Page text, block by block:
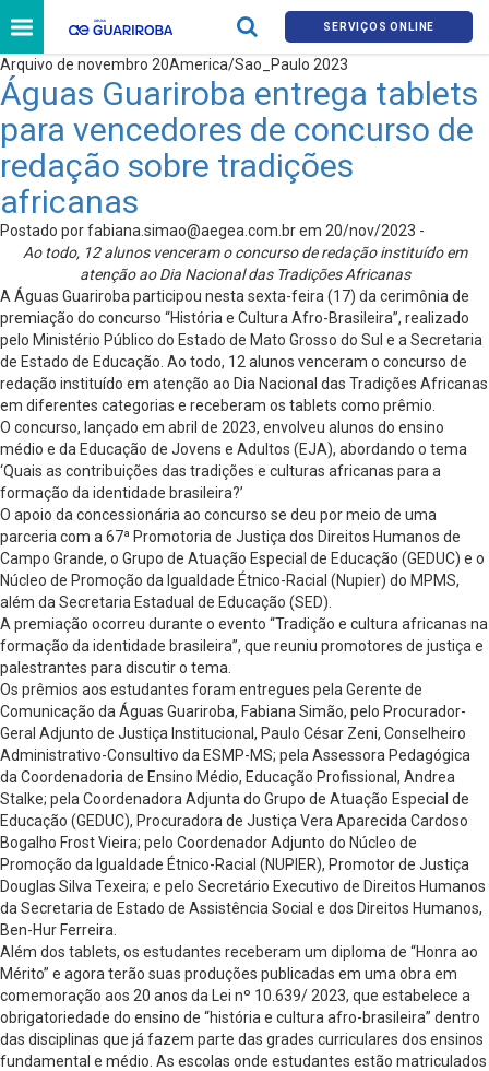
SERVIÇOS ONLINE
Arquivo de novembro 20America/Sao_Paulo 2023
Águas Guariroba entrega tablets
para vencedores de concurso de
redação sobre tradições
africanas
Postado porfabiana.simao@aegea.com.brem 20/nov/2023 -
Ao todo, 12 alunos venceram o concurso de redação instituído em
atenção ao Dia Nacional das Tradições Africanas
A Águas Guariroba participou nesta sexta-feira (17) da cerimônia de
premiação do concurso “História e Cultura Afro-Brasileira”, realizado
pelo Ministério Público do Estado de Mato Grosso do Sul e a Secretaria
de Estado de Educação. Ao todo, 12 alunos venceram o concurso de
redação instituído em atenção ao Dia Nacional das Tradições Africanas
em diferentes categorias e receberam os tablets como prêmio.
O concurso, lançado em abril de 2023, envolveu alunos do ensino
médio e da Educação de Jovens e Adultos (EJA), abordando o tema
‘Quais as contribuições das tradições e culturas africanas para a
formação da identidade brasileira?’
O apoio da concessionária ao concurso se deu por meio de uma
parceria com a 67ª Promotoria de Justiça dos Direitos Humanos de
Campo Grande, o Grupo de Atuação Especial de Educação (GEDUC) e o
Núcleo de Promoção da Igualdade Étnico-Racial (Nupier) do MPMS,
além da Secretaria Estadual de Educação (SED).
A premiação ocorreu durante o evento “Tradição e cultura africanas na
formação da identidade brasileira”, que reuniu promotores de justiça e
palestrantes para discutir o tema.
Os prêmios aos estudantes foram entregues pela Gerente de
Comunicação da Águas Guariroba, Fabiana Simão, pelo Procurador-
Geral Adjunto de Justiça Institucional, Paulo César Zeni, Conselheiro
Administrativo-Consultivo da ESMP-MS; pela Assessora Pedagógica
da Coordenadoria de Ensino Médio, Educação Profissional, Andrea
Stalke; pela Coordenadora Adjunta do Grupo de Atuação Especial de
Educação (GEDUC), Procuradora de Justiça Vera Aparecida Cardoso
Bogalho Frost Vieira; pelo Coordenador Adjunto do Núcleo de
Promoção da Igualdade Étnico-Racial (NUPIER), Promotor de Justiça
Douglas Silva Texeira; e pelo Secretário Executivo de Direitos Humanos
da Secretaria de Estado de Assistência Social e dos Direitos Humanos,
Ben-Hur Ferreira.
Além dos tablets, os estudantes receberam um diploma de “Honra ao
Mérito” e agora terão suas produções publicadas em uma obra em
comemoração aos 20 anos da Lei nº 10.639/ 2023, que estabelece a
obrigatoriedade do ensino de “história e cultura afro-brasileira” dentro
das disciplinas que já fazem parte das grades curriculares dos ensinos
fundamental e médio. As escolas onde estudantes estão matriculados